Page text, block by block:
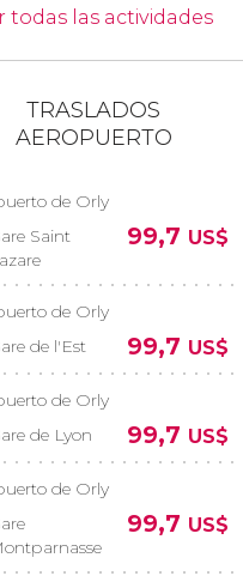
todas las actividades
TRASLADOS
AEROPUERTO
de Orly
Saint
99,7 US$
de Orly
de l'Est
99,7 US$
de Orly
de Lyon
99,7 US$
de Orly
99,7 US$